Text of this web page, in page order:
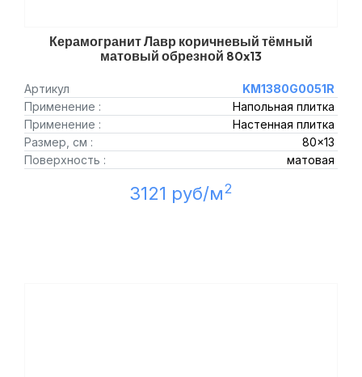
Керамогранит Лавр коричневый тёмный
матовый обрезной 80x13
Артикул
KM1380G0051R
Применение :
Напольная плитка
Применение :
Настенная плитка
Размер, см :
80x13
Поверхность :
матовая
3121 руб/м2